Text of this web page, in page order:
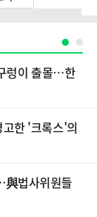
렁이 출몰…한
한 '크록스'의
與법사위원들